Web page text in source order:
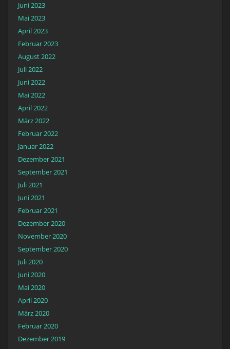
Juni 2023
Mai 2023
April 2023
Februar 2023
August 2022
Juli 2022
Juni 2022
Mai 2022
April 2022
März 2022
Februar 2022
Januar 2022
Dezember 2021
September 2021
Juli 2021
Juni 2021
Februar 2021
Dezember 2020
November 2020
September 2020
Juli 2020
Juni 2020
Mai 2020
April 2020
März 2020
Februar 2020
Dezember 2019